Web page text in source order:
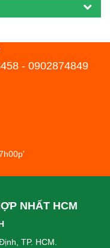
- 0902874849
NHẤT HCM
TP. HCM.